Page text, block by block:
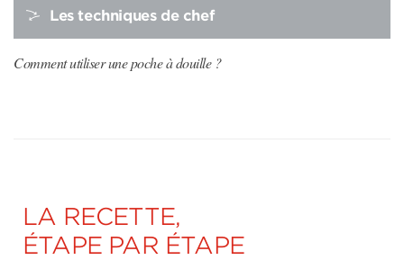
Les techniques de chef
Comment utiliser une poche à douille ?
LA RECETTE,
ÉTAPE PAR ÉTAPE